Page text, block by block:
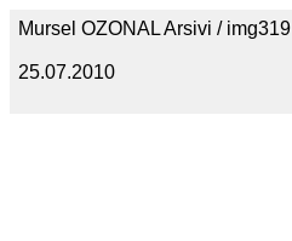
Mursel OZONAL Arsivi / img319
25.07.2010